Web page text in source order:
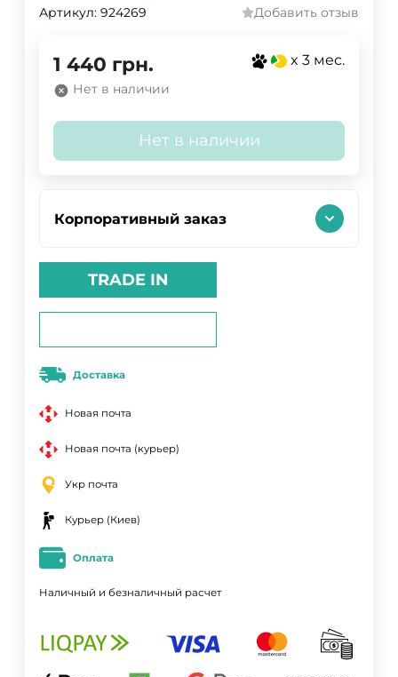
Артикул: 924269 Добавить отзыв
1 440 грн. x 3 мес.
Нет в наличии
Нет в наличии
Корпоративный заказ
TRADE IN
Доставка
Новая почта
Новая почта (курьер)
Укр почта
Курьер (Киев)
Оплата
Наличный и безналичный расчет